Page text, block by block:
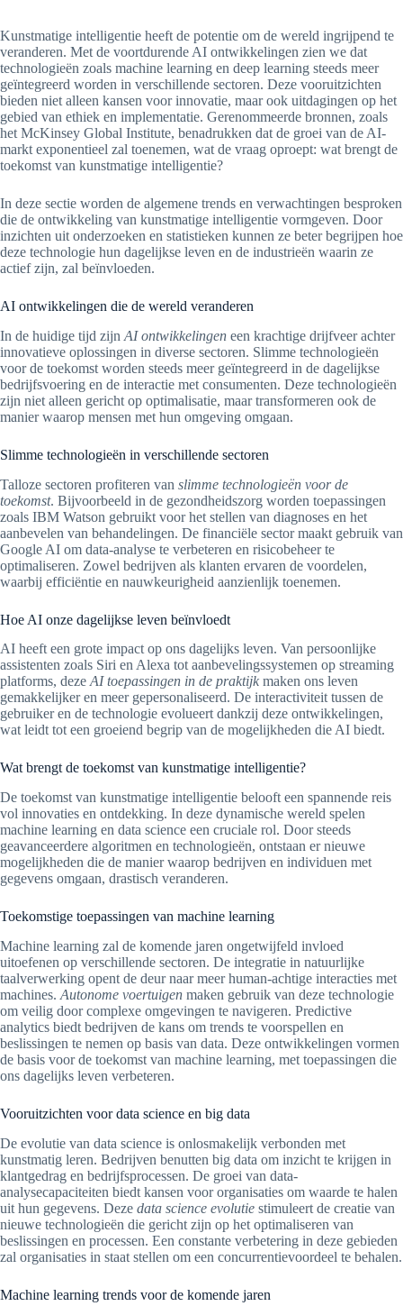
Kunstmatige intelligentie heeft de potentie om de wereld ingrijpend te
veranderen. Met de voortdurende AI ontwikkelingen zien we dat
technologieën zoals machine learning en deep learning steeds meer
geïntegreerd worden in verschillende sectoren. Deze vooruitzichten
bieden niet alleen kansen voor innovatie, maar ook uitdagingen op het
gebied van ethiek en implementatie. Gerenommeerde bronnen, zoals
het McKinsey Global Institute, benadrukken dat de groei van de AI-
markt exponentieel zal toenemen, wat de vraag oproept: wat brengt de
toekomst van kunstmatige intelligentie?
In deze sectie worden de algemene trends en verwachtingen besproken
die de ontwikkeling van kunstmatige intelligentie vormgeven. Door
inzichten uit onderzoeken en statistieken kunnen ze beter begrijpen hoe
deze technologie hun dagelijkse leven en de industrieën waarin ze
actief zijn, zal beïnvloeden.
AI ontwikkelingen die de wereld veranderen
In de huidige tijd zijn AI ontwikkelingen een krachtige drijfveer achter
innovatieve oplossingen in diverse sectoren. Slimme technologieën
voor de toekomst worden steeds meer geïntegreerd in de dagelijkse
bedrijfsvoering en de interactie met consumenten. Deze technologieën
zijn niet alleen gericht op optimalisatie, maar transformeren ook de
manier waarop mensen met hun omgeving omgaan.
Slimme technologieën in verschillende sectoren
Talloze sectoren profiteren van slimme technologieën voor de
toekomst. Bijvoorbeeld in de gezondheidszorg worden toepassingen
zoals IBM Watson gebruikt voor het stellen van diagnoses en het
aanbevelen van behandelingen. De financiële sector maakt gebruik van
Google AI om data-analyse te verbeteren en risicobeheer te
optimaliseren. Zowel bedrijven als klanten ervaren de voordelen,
waarbij efficiëntie en nauwkeurigheid aanzienlijk toenemen.
Hoe AI onze dagelijkse leven beïnvloedt
AI heeft een grote impact op ons dagelijks leven. Van persoonlijke
assistenten zoals Siri en Alexa tot aanbevelingssystemen op streaming
platforms, deze AI toepassingen in de praktijk maken ons leven
gemakkelijker en meer gepersonaliseerd. De interactiviteit tussen de
gebruiker en de technologie evolueert dankzij deze ontwikkelingen,
wat leidt tot een groeiend begrip van de mogelijkheden die AI biedt.
Wat brengt de toekomst van kunstmatige intelligentie?
De toekomst van kunstmatige intelligentie belooft een spannende reis
vol innovaties en ontdekking. In deze dynamische wereld spelen
machine learning en data science een cruciale rol. Door steeds
geavanceerdere algoritmen en technologieën, ontstaan er nieuwe
mogelijkheden die de manier waarop bedrijven en individuen met
gegevens omgaan, drastisch veranderen.
Toekomstige toepassingen van machine learning
Machine learning zal de komende jaren ongetwijfeld invloed
uitoefenen op verschillende sectoren. De integratie in natuurlijke
taalverwerking opent de deur naar meer human-achtige interacties met
machines. Autonome voertuigen maken gebruik van deze technologie
om veilig door complexe omgevingen te navigeren. Predictive
analytics biedt bedrijven de kans om trends te voorspellen en
beslissingen te nemen op basis van data. Deze ontwikkelingen vormen
de basis voor de toekomst van machine learning, met toepassingen die
ons dagelijks leven verbeteren.
Vooruitzichten voor data science en big data
De evolutie van data science is onlosmakelijk verbonden met
kunstmatig leren. Bedrijven benutten big data om inzicht te krijgen in
klantgedrag en bedrijfsprocessen. De groei van data-
analysecapaciteiten biedt kansen voor organisaties om waarde te halen
uit hun gegevens. Deze data science evolutie stimuleert de creatie van
nieuwe technologieën die gericht zijn op het optimaliseren van
beslissingen en processen. Een constante verbetering in deze gebieden
zal organisaties in staat stellen om een concurrentievoordeel te behalen.
Machine learning trends voor de komende jaren